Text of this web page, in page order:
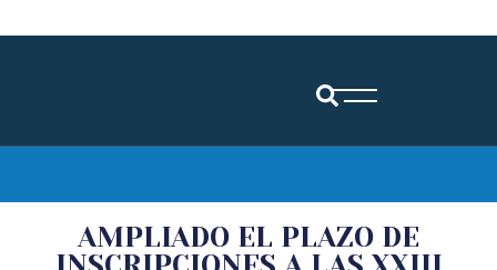
AMPLIADO EL PLAZO DE